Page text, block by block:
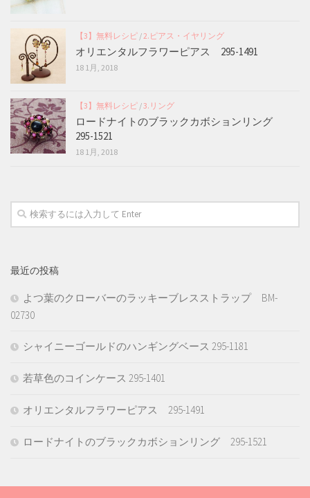
【3】無料レシピ /2.ピアス・イヤリング
オリエンタルフラワーピアス 295-1491
18 1月, 2018
【3】無料レシピ /3.リング
ロードナイトのブラックカボションリング
295-1521
18 1月, 2018
最近の投稿
よつ葉のクローバーのラッキーブレスストラップ BM-
02730
シャイニーゴールドのハンギングベース 295-1181
若草色のコインケース 295-1401
オリエンタルフラワーピアス 295-1491
ロードナイトのブラックカボションリング 295-1521